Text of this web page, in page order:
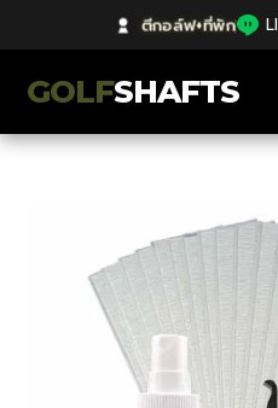
ตีกอล์ฟ+ที่พัก|
GOLFSHAFTS
คลังค
ก้านโม